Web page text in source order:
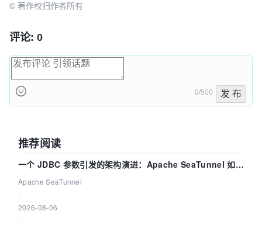
© 著作权归作者所有
评论: 0
0/500 发 布
推荐阅读
一个 JDBC 参数引发的架构演进：Apache SeaTunnel 如何
解决数据同步中的“定时 Flush”难题
Apache SeaTunnel
2026-08-06